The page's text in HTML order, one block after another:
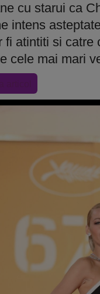
cu starui ca
intens
fi atintiti si catre
cele mai mari